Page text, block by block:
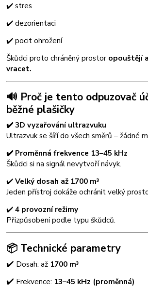
✔️ stres
✔️ dezorientaci
✔️ pocit ohrožení
Škůdci proto chráněný prostor opouštějí
vracet.
🔊 Proč je tento odpuzovač
běžné plašičky
✔️3D vyzařování ultrazvuku
Ultrazvuk se šíří do všech směrů – žádné
✔️ Proměnná frekvence 13–45 kHz
Škůdci si na signál nevytvoří návyk.
✔️Velký dosah až 1700 m³
Jeden přístroj dokáže ochránit velký
✔️4 provozní režimy
Přizpůsobení podle typu škůdců.
📦 Technické parametry
✔️ Dosah: až 1700 m³
✔️ Frekvence: 13–45 kHz (proměnná)